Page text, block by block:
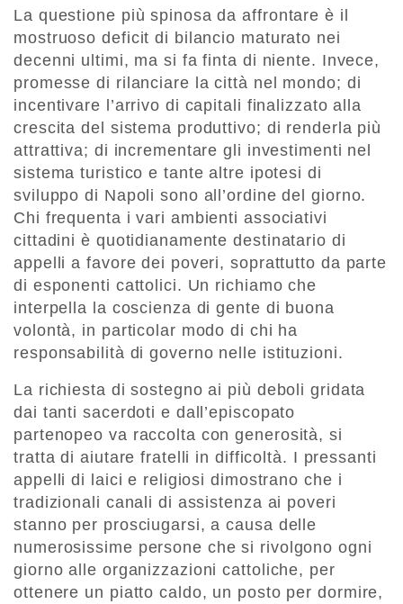
La questione più spinosa da affrontare è il
mostruoso deficit di bilancio maturato nei
decenni ultimi, ma si fa finta di niente. Invece,
promesse di rilanciare la città nel mondo; di
incentivare l’arrivo di capitali finalizzato alla
crescita del sistema produttivo; di renderla più
attrattiva; di incrementare gli investimenti nel
sistema turistico e tante altre ipotesi di
sviluppo di Napoli sono all’ordine del giorno.
Chi frequenta i vari ambienti associativi
cittadini è quotidianamente destinatario di
appelli a favore dei poveri, soprattutto da parte
di esponenti cattolici. Un richiamo che
interpella la coscienza di gente di buona
volontà, in particolar modo di chi ha
responsabilità di governo nelle istituzioni.
La richiesta di sostegno ai più deboli gridata
dai tanti sacerdoti e dall’episcopato
partenopeo va raccolta con generosità, si
tratta di aiutare fratelli in difficoltà. I pressanti
appelli di laici e religiosi dimostrano che i
tradizionali canali di assistenza ai poveri
stanno per prosciugarsi, a causa delle
numerosissime persone che si rivolgono ogni
giorno alle organizzazioni cattoliche, per
ottenere un piatto caldo, un posto per dormire,